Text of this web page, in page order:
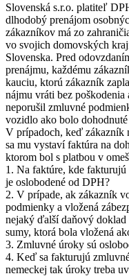
Slovenská s.r.o. platiteľ
dlhodobý prenájom
zákazníkov má zo
vo svojich domovských
Slovenska. Pred
prenájmu, každému
kauciu, ktorú zákazník
nájmu vráti bez
neporušil zmluvné
vozidlo ako bolo
V prípadoch, keď zákazník
sa mu vystaví faktúra na
ktorom bol s platbou v
1. Na faktúre, kde
je oslobodené od DPH?
2. V prípade, ak zákazník
podmienky a vložená
nejaký ďalší daňový
sumy, ktorá bola vložená
3. Zmluvné úroky sú
4. Keď sa fakturujú
nemeckej tak úroky treba